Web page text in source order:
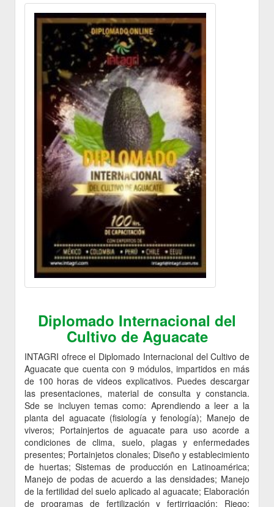
Diplomado Internacional del
Cultivo de Aguacate
INTAGRI ofrece el Diplomado Internacional del Cultivo de
Aguacate que cuenta con 9 módulos, impartidos en más
de 100 horas de videos explicativos. Puedes descargar
las presentaciones, material de consulta y constancia.
Sde se incluyen temas como: Aprendiendo a leer a la
planta del aguacate (fisiología y fenología); Manejo de
viveros; Portainjertos de aguacate para uso acorde a
condiciones de clima, suelo, plagas y enfermedades
presentes; Portainjetos clonales; Diseño y establecimiento
de huertas; Sistemas de producción en Latinoamérica;
Manejo de podas de acuerdo a las densidades; Manejo
de la fertilidad del suelo aplicado al aguacate; Elaboración
de programas de fertilización y fertirrigación; Riego;